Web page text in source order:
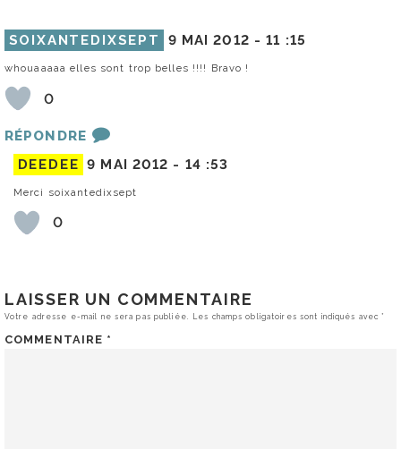
SOIXANTEDIXSEPT 9 MAI 2012 -11 :15
whouaaaaa elles sont trop belles !!!! Bravo !
0
RÉPONDRE
DEEDEE 9 MAI 2012 - 14 :53
Merci soixantedixsept
0
LAISSER UN COMMENTAIRE
Votre adresse e-mail ne sera pas publiée. Les champs obligatoires sont indiqués avec*
COMMENTAIRE *